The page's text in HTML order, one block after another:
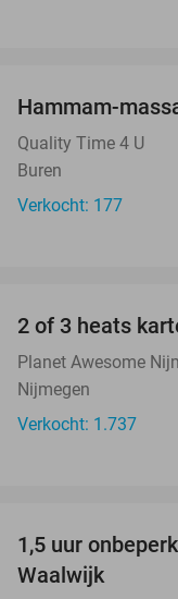
Hammam-
Quality Time 4 U
Buren
Verkocht: 177
2 of 3 heats
Planet Awesome
Nijmegen
Verkocht: 1.737
TODAY
1,5 uur
Waalwijk